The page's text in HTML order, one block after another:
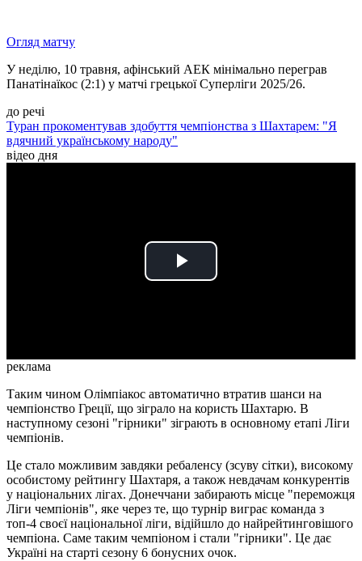
Огляд матчу
У неділю, 10 травня, афінський АЕК мінімально переграв
Панатінаїкос (2:1) у матчі грецької Суперліги 2025/26.
до речі
Туран прокоментував здобуття чемпіонства з Шахтарем: "Я
вдячний українському народу"
відео дня
Play
реклама
Таким чином Олімпіакос автоматично втратив шанси на
чемпіонство Греції, що зіграло на користь Шахтарю. В
наступному сезоні "гірники" зіграють в основному етапі Ліги
чемпіонів.
Це стало можливим завдяки ребаленсу (зсуву сітки), високому
особистому рейтингу Шахтаря, а також невдачам конкурентів
у національних лігах. Донеччани забирають місце "переможця
Ліги чемпіонів", яке через те, що турнір виграє команда з
топ-4 своєї національної ліги, відійшло до найрейтинговішого
чемпіона. Саме таким чемпіоном і стали "гірники". Це дає
Україні на старті сезону 6 бонусних очок.